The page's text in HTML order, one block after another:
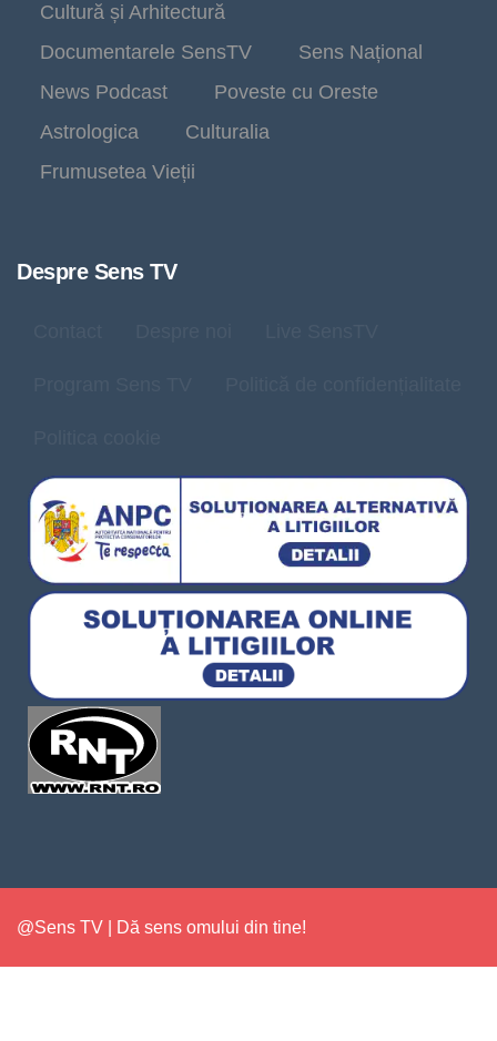
Cultură și Arhitectură
Documentarele SensTV
Sens Național
News Podcast
Poveste cu Oreste
Astrologica
Culturalia
Frumusetea Vieții
Despre Sens TV
@Sens TV | Dă sens omului din tine!